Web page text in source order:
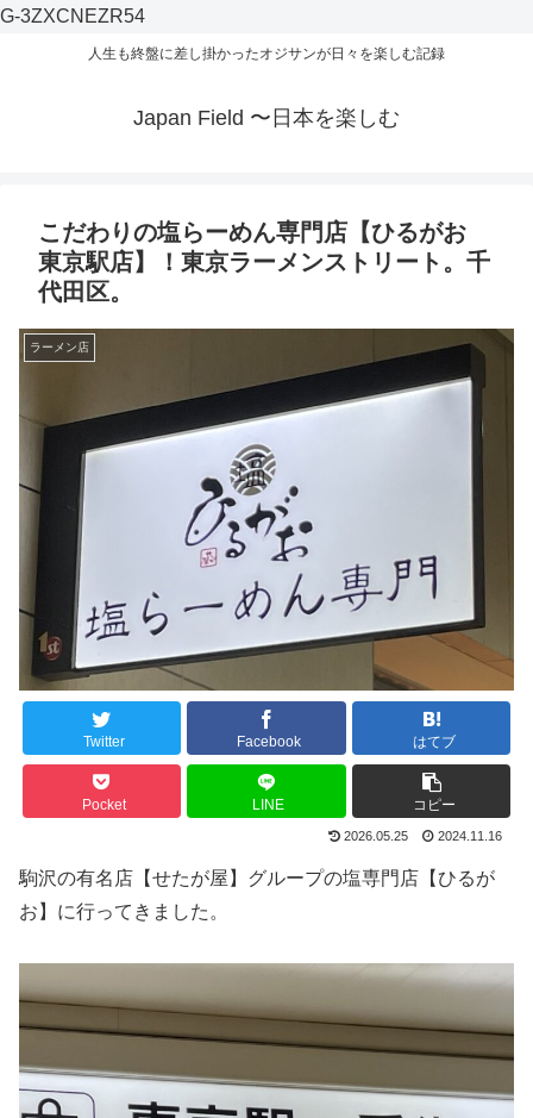
G-3ZXCNEZR54
人生も終盤に差し掛かったオジサンが日々を楽しむ記録
Japan Field 〜日本を楽しむ
こだわりの塩らーめん専門店【ひるがお
東京駅店】！東京ラーメンストリート。千
代田区。
ラーメン店
Twitter Facebook はてブ
Pocket LINE コピー
2026.05.25 2024.11.16
駒沢の有名店【せたが屋】グループの塩専門店【ひるが
お】に行ってきました。